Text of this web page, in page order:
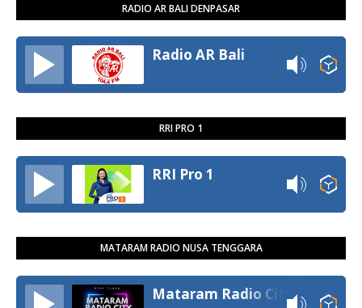
RADIO AR BALI DENPASAR
Radio AR Bali
RRI PRO 1
RRI Pro 1
MATARAM RADIO NUSA TENGGARA
Mataram Radio City